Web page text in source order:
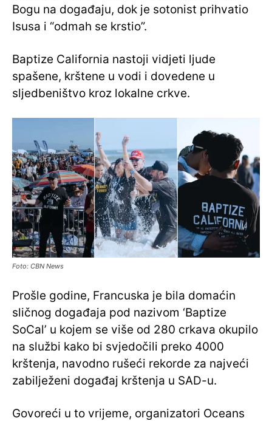
Bogu na događaju, dok je sotonist prihvatio
Isusa i “odmah se krstio”.
Baptize California nastoji vidjeti ljude
spašene, krštene u vodi i dovedene u
sljedbeništvo kroz lokalne crkve.
Foto: CBN News
Prošle godine, Francuska je bila domaćin
sličnog događaja pod nazivom ‘Baptize
SoCal’ u kojem se više od 280 crkava okupilo
na službi kako bi svjedočili preko 4000
krštenja, navodno rušeći rekorde za najveći
zabilježeni događaj krštenja u SAD-u.
Govoreći u to vrijeme, organizatori Oceans